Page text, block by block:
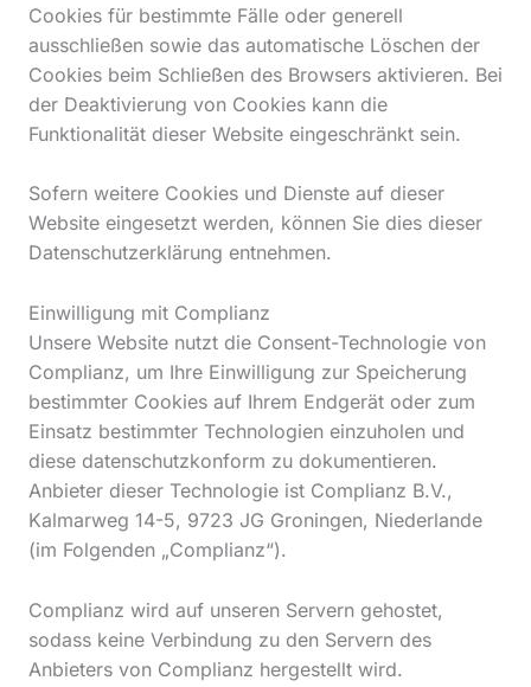
Cookies für bestimmte Fälle oder generell
ausschließen sowie das automatische Löschen der
Cookies beim Schließen des Browsers aktivieren. Bei
der Deaktivierung von Cookies kann die
Funktionalität dieser Website eingeschränkt sein.
Sofern weitere Cookies und Dienste auf dieser
Website eingesetzt werden, können Sie dies dieser
Datenschutzerklärung entnehmen.
Einwilligung mit Complianz
Unsere Website nutzt die Consent-Technologie von
Complianz, um Ihre Einwilligung zur Speicherung
bestimmter Cookies auf Ihrem Endgerät oder zum
Einsatz bestimmter Technologien einzuholen und
diese datenschutzkonform zu dokumentieren.
Anbieter dieser Technologie ist Complianz B.V.,
Kalmarweg 14-5, 9723 JG Groningen, Niederlande
(im Folgenden „Complianz“).
Complianz wird auf unseren Servern gehostet,
sodass keine Verbindung zu den Servern des
Anbieters von Complianz hergestellt wird.